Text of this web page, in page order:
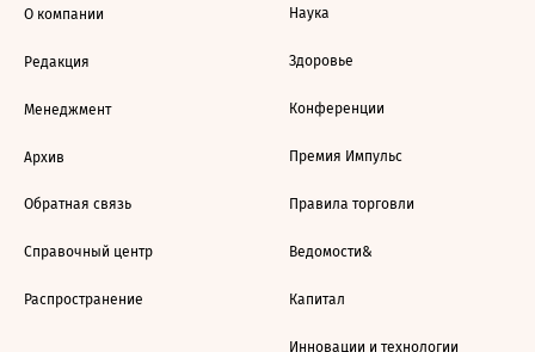
О компании
Редакция
Менеджмент
Архив
Обратная связь
Справочный центр
Распространение
Наука
Здоровье
Конференции
Премия Импульс
Правила торговли
Ведомости&
Капитал
Инновации и технологии